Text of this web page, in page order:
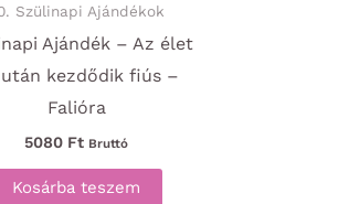
Szülinapi Ajándékok
Ajándék – Az élet
kezdődik fiús –
Falióra
5080 Ft Bruttó
Kosárba teszem